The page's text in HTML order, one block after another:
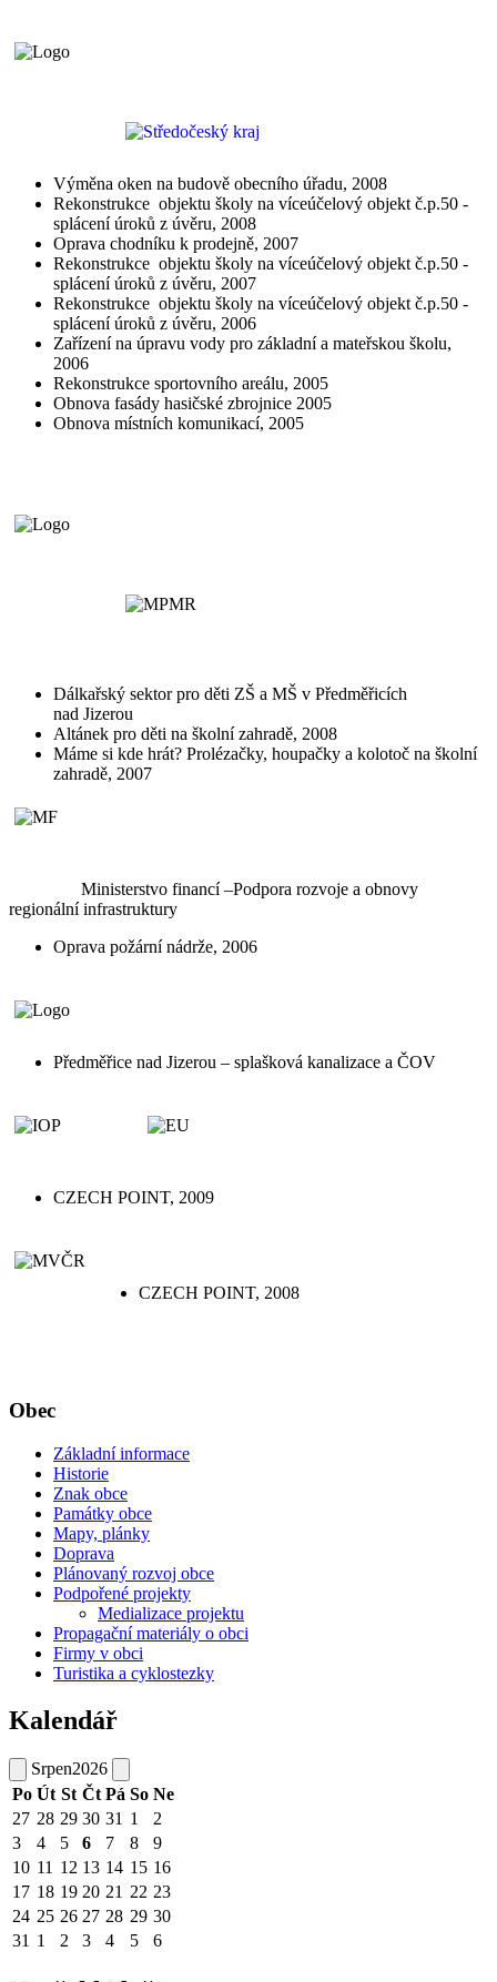
Výměna oken na budově obecního úřadu, 2008
Rekonstrukce objektu školy na víceúčelový objekt č.p.50 -
splácení úroků z úvěru, 2008
Oprava chodníku k prodejně, 2007
Rekonstrukce objektu školy na víceúčelový objekt č.p.50 -
splácení úroků z úvěru, 2007
Rekonstrukce objektu školy na víceúčelový objekt č.p.50 -
splácení úroků z úvěru, 2006
Zařízení na úpravu vody pro základní a mateřskou školu,
2006
Rekonstrukce sportovního areálu, 2005
Obnova fasády hasičské zbrojnice 2005
Obnova místních komunikací, 2005
Dálkařský sektor pro děti ZŠ a MŠ v Předměřicích
nad Jizerou
Altánek pro děti na školní zahradě, 2008
Máme si kde hrát? Prolézačky, houpačky a kolotoč na školní
zahradě, 2007
Ministerstvo financí –Podpora rozvoje a obnovy
regionální infrastruktury
Oprava požární nádrže, 2006
Předměřice nad Jizerou – splašková kanalizace a ČOV
CZECH POINT, 2009
CZECH POINT, 2008
Obec
Základní informace
Historie
Znak obce
Památky obce
Mapy, plánky
Doprava
Plánovaný rozvoj obce
Podpořené projekty
Medializace projektu
Propagační materiály o obci
Firmy v obci
Turistika a cyklostezky
Kalendář
Srpen2026
Po Út St Čt Pá So Ne
27 28 29 30 31 1
2
3
4 5 6 7 8
9
10 11 12 13 14 15 16
17 18 19 20 21 22 23
24 25 26 27 28 29 30
31 1 2 3 4 5 6